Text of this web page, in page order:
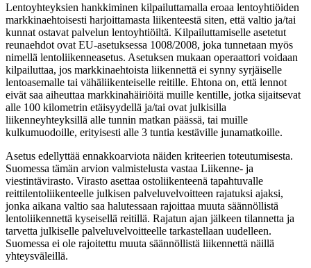
Lentoyhteyksien hankkiminen kilpailuttamalla eroaa lentoyhtiöiden
markkinaehtoisesti harjoittamasta liikenteestä siten, että valtio ja/tai
kunnat ostavat palvelun lentoyhtiöiltä. Kilpailuttamiselle asetetut
reunaehdot ovat EU-asetuksessa 1008/2008, joka tunnetaan myös
nimellä lentoliikenneasetus. Asetuksen mukaan operaattori voidaan
kilpailuttaa, jos markkinaehtoista liikennettä ei synny syrjäiselle
lentoasemalle tai vähäliikenteiselle reitille. Ehtona on, että lennot
eivät saa aiheuttaa markkinahäiriöitä muille kentille, jotka sijaitsevat
alle 100 kilometrin etäisyydellä ja/tai ovat julkisilla
liikenneyhteyksillä alle tunnin matkan päässä, tai muille
kulkumuodoille, erityisesti alle 3 tuntia kestäville junamatkoille.
Asetus edellyttää ennakkoarviota näiden kriteerien toteutumisesta.
Suomessa tämän arvion valmistelusta vastaa Liikenne- ja
viestintävirasto. Virasto asettaa ostoliikenteenä tapahtuvalle
reittilentoliikenteelle julkisen palveluvelvoitteen rajatuksi ajaksi,
jonka aikana valtio saa halutessaan rajoittaa muuta säännöllistä
lentoliikennettä kyseisellä reitillä. Rajatun ajan jälkeen tilannetta ja
tarvetta julkiselle palveluvelvoitteelle tarkastellaan uudelleen.
Suomessa ei ole rajoitettu muuta säännöllistä liikennettä näillä
yhteysväleillä.